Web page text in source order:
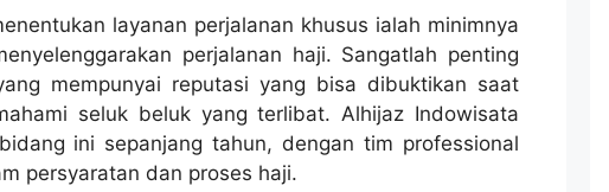
layanan perjalanan khusus ialah minimnya
perjalanan haji. Sangatlah penting
mempunyai reputasi yang bisa dibuktikan saat
seluk beluk yang terlibat. Alhijaz Indowisata
ini sepanjang tahun, dengan tim professional
persyaratan dan proses haji.